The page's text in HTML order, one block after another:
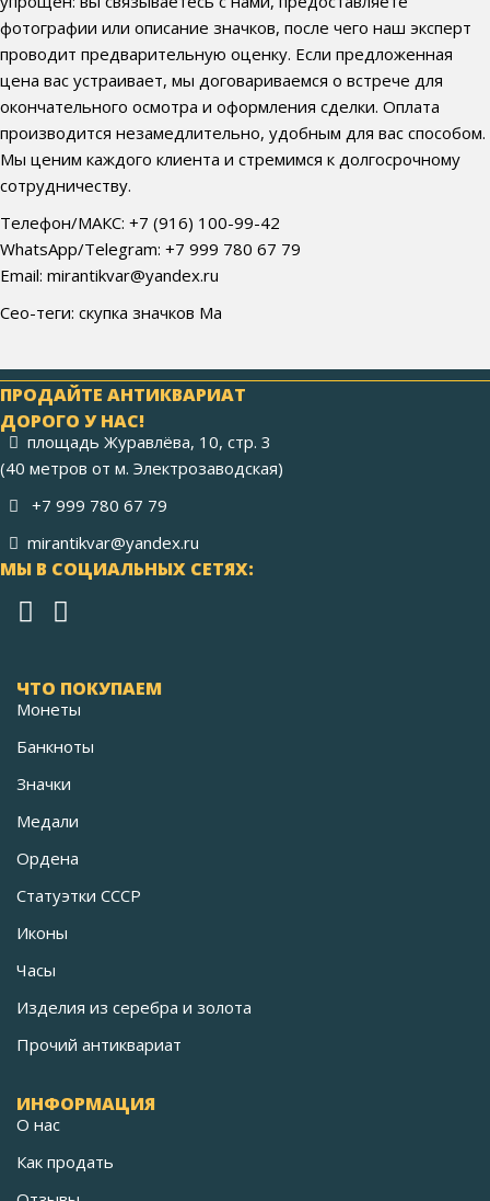
фотографии или описание значков, после чего наш эксперт
проводит предварительную оценку. Если предложенная
цена вас устраивает, мы договариваемся о встрече для
окончательного осмотра и оформления сделки. Оплата
производится незамедлительно, удобным для вас способом.
Мы ценим каждого клиента и стремимся к долгосрочному
сотрудничеству.
Телефон/МАКС: +7 (916) 100-99-42
WhatsApp/Telegram: +7 999 780 67 79
Email: mirantikvar@yandex.ru
Сео-теги: скупка значков Ма
ПРОДАЙТЕ АНТИКВАРИАТ
ДОРОГО У НАС!
площадь Журавлёва, 10, стр. 3
(40 метров от м. Электрозаводская)
+7 999 780 67 79
mirantikvar@yandex.ru
МЫ В СОЦИАЛЬНЫХ СЕТЯХ:
ЧТО ПОКУПАЕМ
Монеты
Банкноты
Значки
Медали
Ордена
Статуэтки СССР
Иконы
Часы
Изделия из серебра и золота
Прочий антиквариат
ИНФОРМАЦИЯ
О нас
Как продать